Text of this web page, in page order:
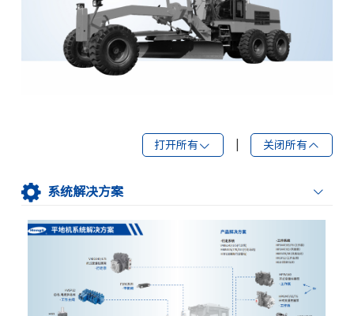
打开所有 关闭所有
系统解决方案